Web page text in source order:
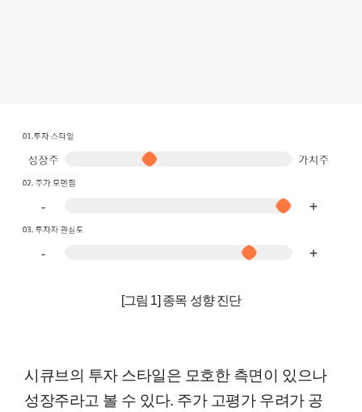
[그림 1] 종목 성향 진단
시큐브의 투자 스타일은 모호한 측면이 있으나
성장주라고 볼 수 있다. 주가 고평가 우려가 공